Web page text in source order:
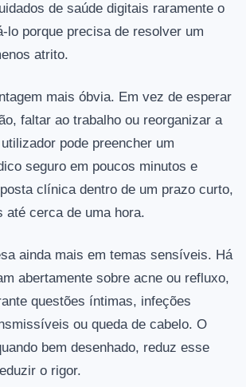
de saúde digitais raramente o
lo porque precisa de resolver um
atrito.
mais óbvia. Em vez de esperar
faltar ao trabalho ou reorganizar a
pode preencher um
seguro em poucos minutos e
clínica dentro de um prazo curto,
até cerca de uma hora.
ainda mais em temas sensíveis. Há
abertamente sobre acne ou refluxo,
questões íntimas, infeções
ou queda de cabelo. O
bem desenhado, reduz esse
o rigor.